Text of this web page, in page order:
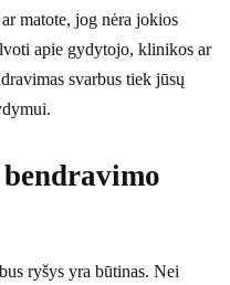
matote, jog nėra jokios
apie gydytojo, klinikos ar
svarbus tiek jūsų
ryšys yra būtinas. Nei